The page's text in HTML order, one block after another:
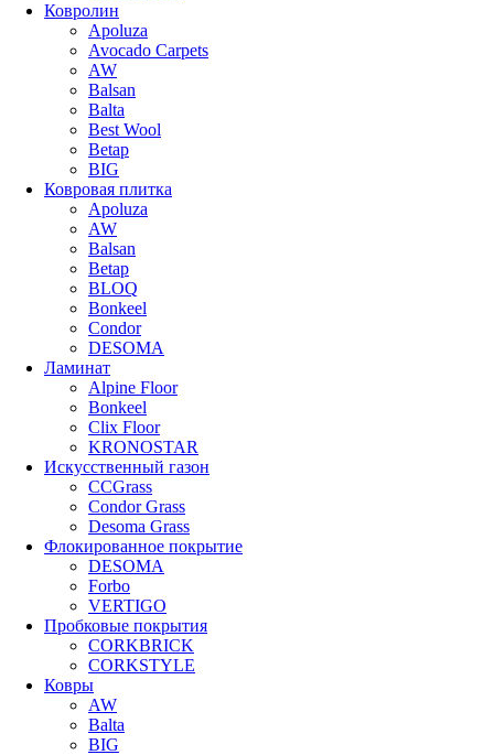
Ковролин
Apoluza
Avocado Carpets
AW
Balsan
Balta
Best Wool
Betap
BIG
Ковровая плитка
Apoluza
AW
Balsan
Betap
BLOQ
Bonkeel
Condor
DESOMA
Ламинат
Alpine Floor
Bonkeel
Clix Floor
KRONOSTAR
Искусственный газон
CCGrass
Condor Grass
Desoma Grass
Флокированное покрытие
DESOMA
Forbo
VERTIGO
Пробковые покрытия
CORKBRICK
CORKSTYLE
Ковры
AW
Balta
BIG